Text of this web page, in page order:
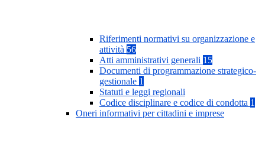
Riferimenti normativi su organizzazione e
attività 56
Atti amministrativi generali 15
Documenti di programmazione strategico-
gestionale 1
Statuti e leggi regionali
Codice disciplinare e codice di condotta 1
Oneri informativi per cittadini e imprese